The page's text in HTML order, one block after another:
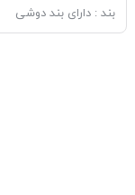
بند : دارای بند دوشی